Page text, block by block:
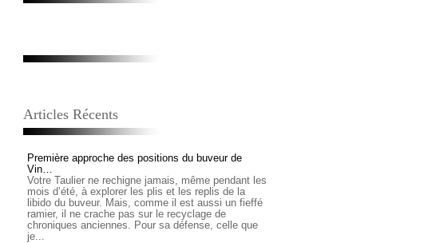
Articles Récents
Première approche des positions du buveur de
Vin…
Votre Taulier ne rechigne jamais, même pendant les
mois d’été, à explorer les plis et les replis de la
libido du buveur. Mais, comme il est aussi un fieffé
ramier, il ne crache pas sur le recyclage de
chroniques anciennes. Pour sa défense, celle que
je...